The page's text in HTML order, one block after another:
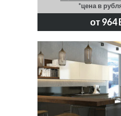
*цена в
от 964